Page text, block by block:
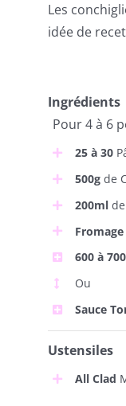
Les
idée de
Ingrédients
Pour 4 à 6
25 à 30
500gde
200mlde
Fromage
600 à
Ou
Sauce
Ustensiles
All Clad